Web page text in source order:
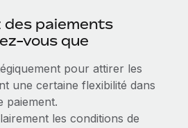
des paiements
vous que
pour attirer les
une certaine flexibilité dans
paiement.
les conditions de